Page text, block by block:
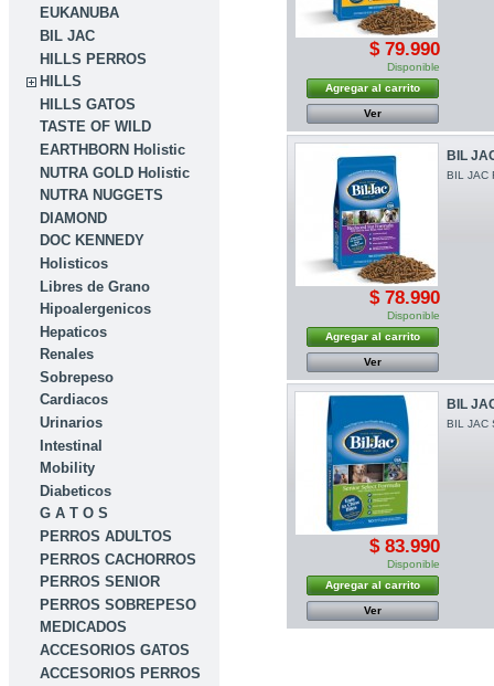
EUKANUBA
BIL JAC
HILLS PERROS
HILLS
HILLS GATOS
TASTE OF WILD
EARTHBORN Holistic
NUTRA GOLD Holistic
NUTRA NUGGETS
DIAMOND
DOC KENNEDY
Holisticos
Libres de Grano
Hipoalergenicos
Hepaticos
Renales
Sobrepeso
Cardiacos
Urinarios
Intestinal
Mobility
Diabeticos
G A T O S
PERROS ADULTOS
PERROS CACHORROS
PERROS SENIOR
PERROS SOBREPESO
MEDICADOS
ACCESORIOS GATOS
ACCESORIOS PERROS
$ 79.990
Disponible
Agregar al carrito
Ver
BIL
BIL JAC
$ 78.990
Disponible
Agregar al carrito
Ver
BIL
BIL JAC
$ 83.990
Disponible
Agregar al carrito
Ver